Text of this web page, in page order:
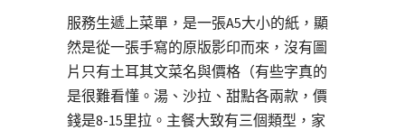
服務生遞上菜單，是一張A5大小的紙，顯
然是從一張手寫的原版影印而來，沒有圖
片只有土耳其文菜名與價格（有些字真的
是很難看懂。湯、沙拉、甜點各兩款，價
錢是8-15里拉。主餐大致有三個類型，家